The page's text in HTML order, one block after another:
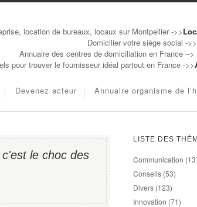
location de bureaux, locaux sur Montpellier ->>
Domicilier votre siège social ->>
Annuaire des centres de domiciliation en France -->
pour trouver le fournisseur idéal partout en France ->>
Devenez acteur Annuaire organisme de
le choc des
LISTE DES
Communication
Conseils (53)
Divers (123)
Innovation (71)